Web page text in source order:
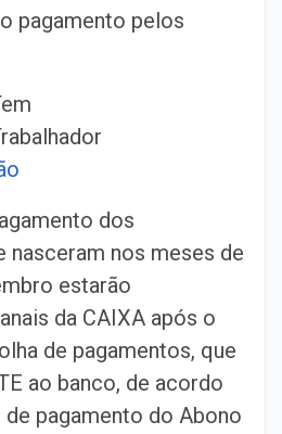
pagamento pelos
dos
nasceram nos meses de
estarão
da CAIXA após o
de pagamentos, que
ao banco, de acordo
pagamento do Abono